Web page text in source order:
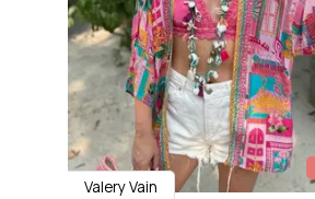
Valery Vain